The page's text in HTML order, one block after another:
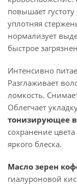
повышает
уплотняя
нормализует
быстрое
Интенсивно
Разглаживает
ломкость.
Облегчает
тонизирующее
сохранение
яркого блеска.
Масло зерен
гиалуроновой